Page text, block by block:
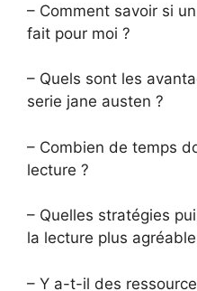
– Comment savoir si
fait pour moi ?
– Quels sont les
serie jane austen ?
– Combien de temps
lecture ?
– Quelles stratégies
la lecture plus
– Y a-t-il des